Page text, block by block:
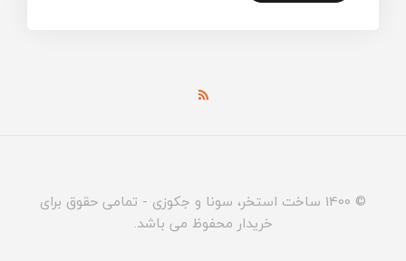
© 1400 ساخت استخر، سونا و جکوزی - تمامی حقوق برای
خریدار محفوظ می باشد.